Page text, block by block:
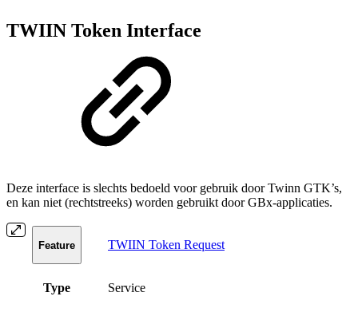
TWIIN Token Interface
Deze interface is slechts bedoeld voor gebruik door Twinn GTK’s,
en kan niet (rechtstreeks) worden gebruikt door GBx-applicaties.
Feature TWIIN Token Request
Type Service